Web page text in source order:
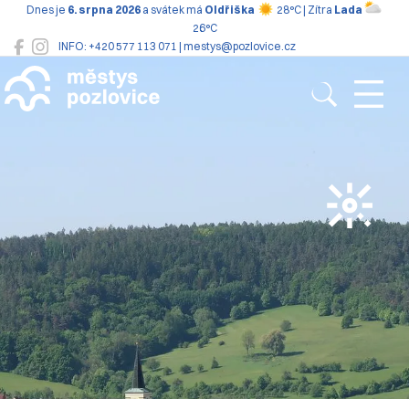
INFO: +420 577 113 071 | mestys@pozlovice.cz
Dnes je 6. srpna 2026 a svátek má Oldřiška 28°C | Zítra Lada
26°C
Pozlovice